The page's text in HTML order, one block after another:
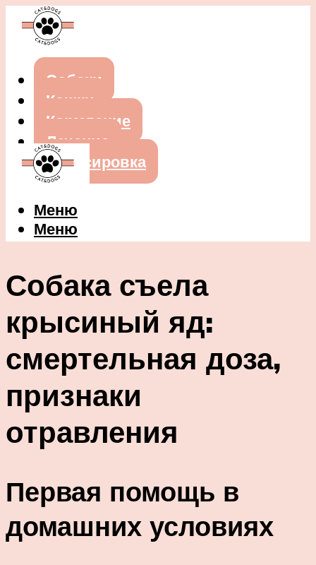
Собаки
Кошки
Кормление
Лечение
Дрессировка
Меню
Меню
Собака съела
крысиный яд:
смертельная доза,
признаки
отравления
Первая помощь в
домашних условиях